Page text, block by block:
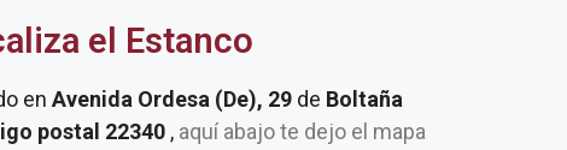
el Estanco
en Avenida Ordesa (De), 29 de Boltaña
postal 22340 , aquí abajo te dejo el mapa